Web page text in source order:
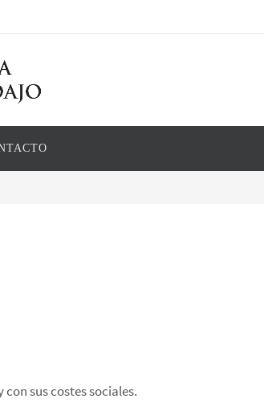
sus costes sociales.